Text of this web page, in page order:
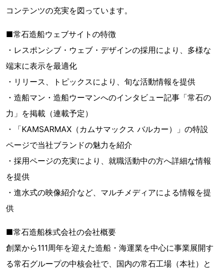
コンテンツの充実を図っています。
■常石造船ウェブサイトの特徴
・レスポンシブ・ウェブ・デザインの採用により、多様な
端末に表示を最適化
・リリース、トピックスにより、旬な活動情報を提供
・造船マン・造船ウーマンへのインタビュー記事「常石の
力」を掲載（連載予定）
・「KAMSARMAX（カムサマックス バルカー）」の特設
ページで当社ブランドの魅力を紹介
・採用ページの充実により、就職活動中の方へ詳細な情報
を提供
・進水式の映像紹介など、マルチメディアによる情報を提
供
■常石造船株式会社の会社概要
創業から111周年を迎えた造船・海運業を中心に事業展開す
る常石グループの中核会社で、国内の常石工場（本社）と